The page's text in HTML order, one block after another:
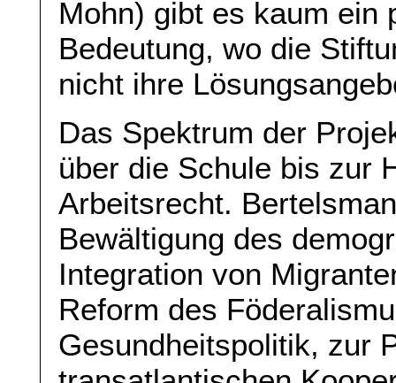
Mohn) gibt es kaum ein
Bedeutung, wo die
nicht ihre
Das Spektrum der
über die Schule bis zur
Arbeitsrecht.
Bewältigung des
Integration von
Reform des
Gesundheitspolitik, zur